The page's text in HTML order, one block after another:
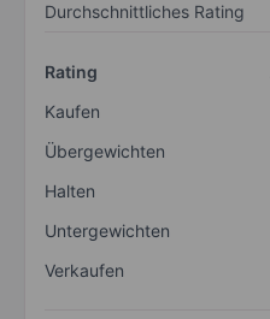
Durchschnittliches Rating
Rating
Kaufen
Übergewichten
Halten
Untergewichten
Verkaufen